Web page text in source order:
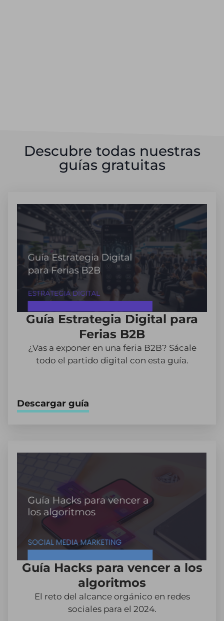
Descubre todas nuestras
guías gratuitas
Guía Estrategia Digital para
Ferias B2B
¿Vas a exponer en una feria B2B? Sácale
todo el partido digital con esta guía.
Descargar guía
Guía Hacks para vencer a los
algoritmos
El reto del alcance orgánico en redes
sociales para el 2024.